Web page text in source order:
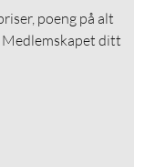
poeng på alt
Medlemskapet ditt